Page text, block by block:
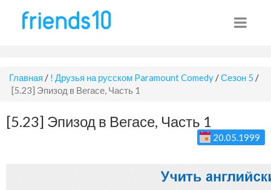
Главная / ! Друзья на русском Paramount Comedy /Сезон 5 /
[5.23] Эпизод в Вегасе, Часть 1
[5.23] Эпизод в Вегасе, Часть 1
20.05.1999